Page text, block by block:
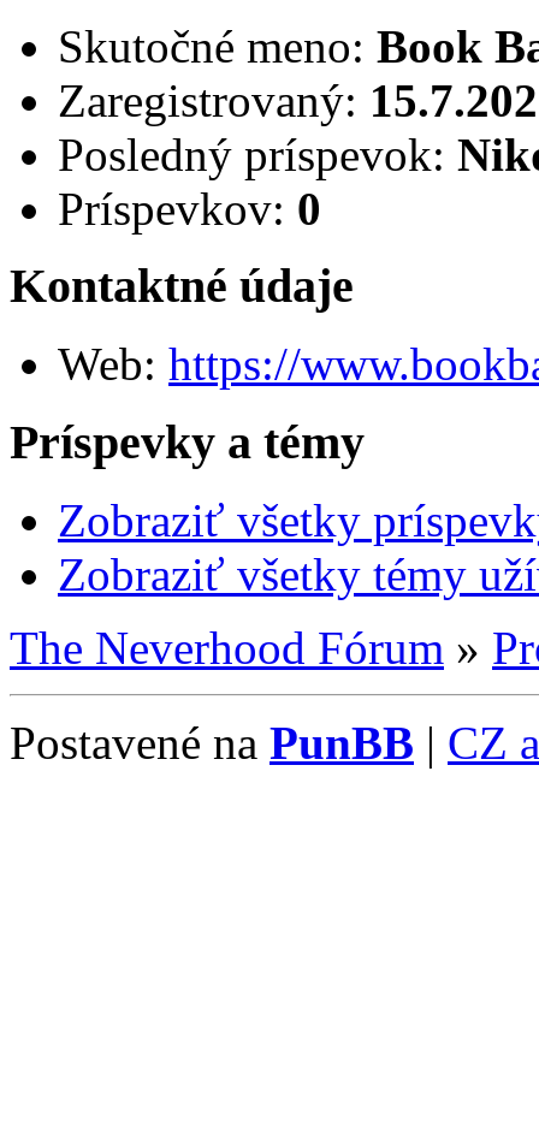
Skutočné meno: Book
Zaregistrovaný:
Posledný príspevok:
Príspevkov: 0
Kontaktné údaje
Web: https://
Príspevky a témy
Zobraziť všetky
Zobraziť všetky témy
The Neverhood Fórum »
Postavené na PunBB | CZ